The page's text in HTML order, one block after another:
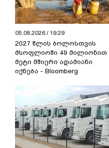
05.08.2026 / 19:29
2027 წლის ბოლოსთვის
მსოფლიოში 49 მილიონით
მეტი მშიერი ადამიანი
იქნება - Bloomberg